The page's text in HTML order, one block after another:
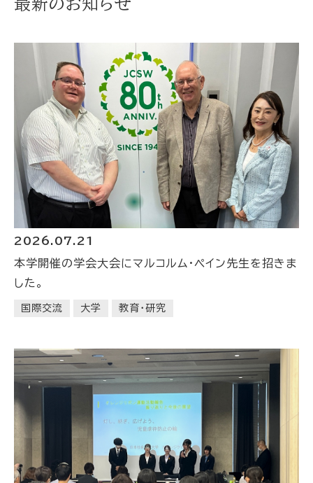
最新のお知らせ
2026.07.21
本学開催の学会大会にマルコルム・ペイン先生を招きま
した。
国際交流 大学 教育・研究